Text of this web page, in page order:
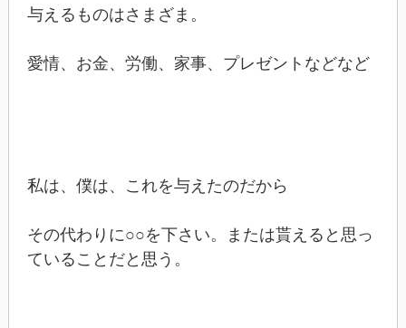
与えるものはさまざま。
愛情、お金、労働、家事、プレゼントなどなど
私は、僕は、これを与えたのだから
その代わりに○○を下さい。または貰えると思っ
ていることだと思う。